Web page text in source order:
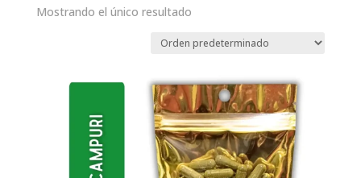
Mostrando el único resultado